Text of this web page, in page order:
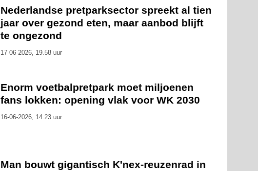
Nederlandse pretparksector spreekt al tien
jaar over gezond eten, maar aanbod blijft
te ongezond
17-06-2026, 19.58 uur
Enorm voetbalpretpark moet miljoenen
fans lokken: opening vlak voor WK 2030
16-06-2026, 14.23 uur
Man bouwt gigantisch K'nex-reuzenrad in